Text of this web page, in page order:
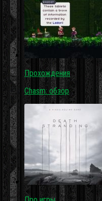
Прохождения
Chasm: обзор